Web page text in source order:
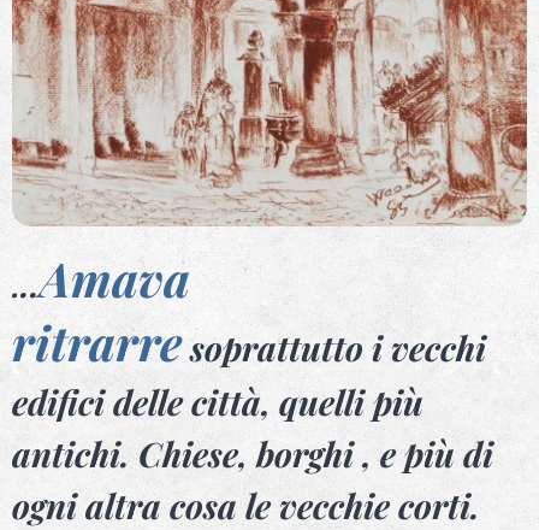
...Amava
ritrarresoprattutto i vecchi
edifici delle città, quelli più
antichi. Chiese, borghi , e più di
ogni altra cosa le vecchie corti.